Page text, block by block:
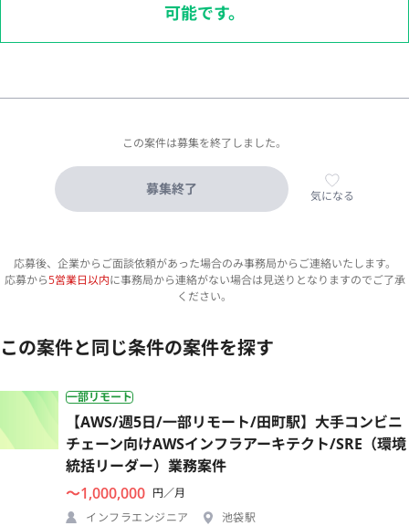
可能です。
この案件は募集を終了しました。
募集終了 気になる
応募後、企業からご面談依頼があった場合のみ事務局からご連絡いたします。
応募から5営業日以内に事務局から連絡がない場合は見送りとなりますのでご了承
ください。
この案件と同じ条件の案件を探す
一部リモート
【AWS/週5日/一部リモート/田町駅】大手コンビニ
チェーン向けAWSインフラアーキテクト/SRE（環境
統括リーダー）業務案件
〜1,000,000 円／月
インフラエンジニア
池袋駅